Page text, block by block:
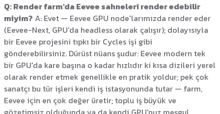
Q: Render farm'da Eevee sahneleri render edebilir
miyim? A: Evet — Eevee GPU node'larımızda render eder
(Eevee-Next, GPU'da headless olarak çalışır); dolayısıyla
bir Eevee projesini tıpkı bir Cycles işi gibi
gönderebilirsiniz. Dürüst nüans şudur: Eevee modern tek
bir GPU'da kare başına o kadar hızlıdır ki kısa dizileri yerel
olarak render etmek genellikle en pratik yoldur; pek çok
sanatçı bu tür işleri kendi iş istasyonunda tutar — farm,
Eevee için en çok değer üretir; toplu iş büyük ve